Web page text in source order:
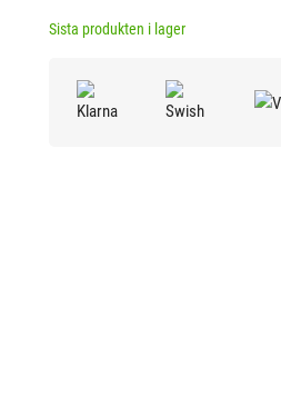
Sista produkten i lager